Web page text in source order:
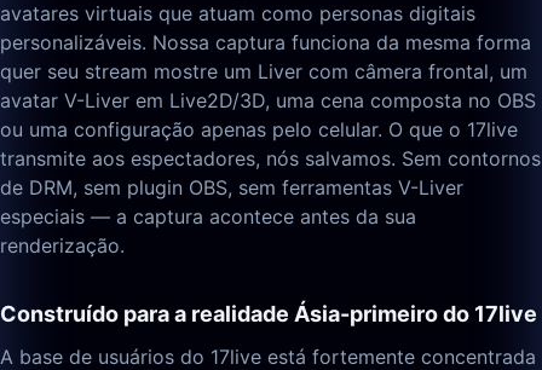
avatares virtuais que atuam como personas digitais
personalizáveis. Nossa captura funciona da mesma forma
quer seu stream mostre um Liver com câmera frontal, um
avatar V-Liver em Live2D/3D, uma cena composta no OBS
ou uma configuração apenas pelo celular. O que o 17live
transmite aos espectadores, nós salvamos. Sem contornos
de DRM, sem plugin OBS, sem ferramentas V-Liver
especiais — a captura acontece antes da sua
renderização.
Construído para a realidade Ásia-primeiro do 17live
A base de usuários do 17live está fortemente concentrada